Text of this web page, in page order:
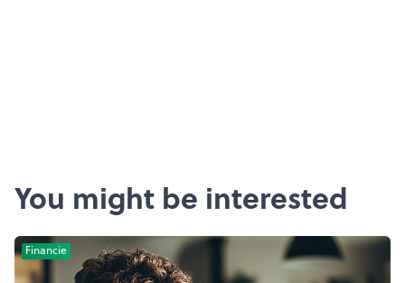
You might be interested
Financie